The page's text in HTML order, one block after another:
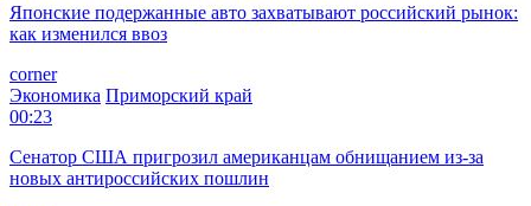
Японские подержанные авто захватывают российский рынок:
как изменился ввоз
corner
Экономика Приморский край
00:23
Сенатор США пригрозил американцам обнищанием из-за
новых антироссийских пошлин